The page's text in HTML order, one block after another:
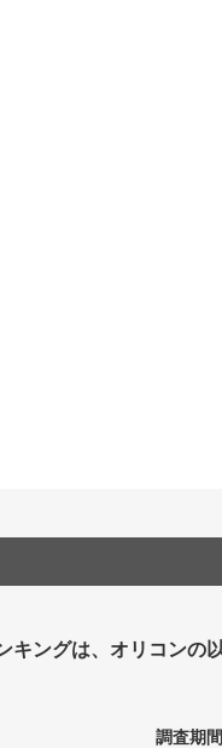
キングは、オリコンの
調査期間